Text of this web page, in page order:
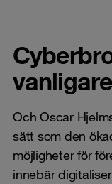
vanligare
Och Oscar
sätt som den
möjligheter för
innebär